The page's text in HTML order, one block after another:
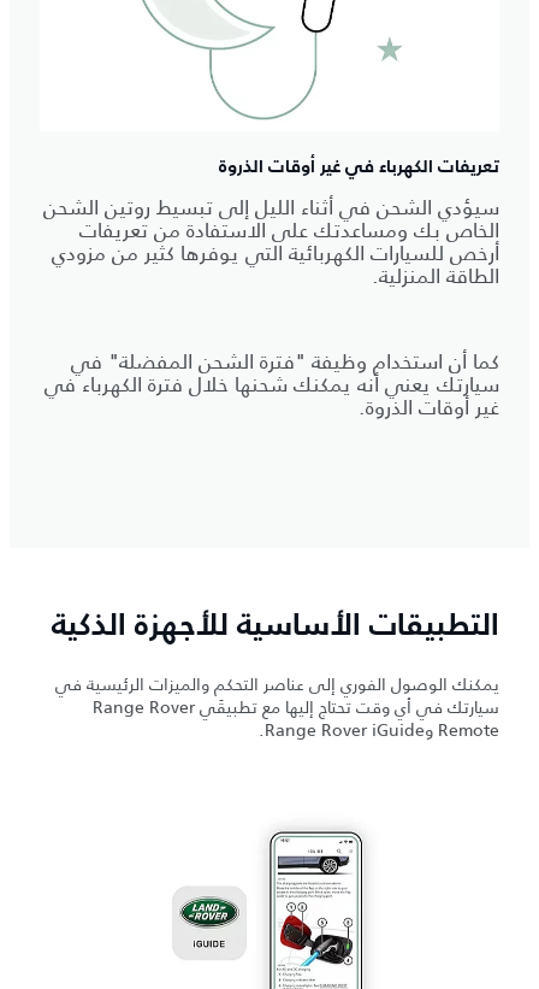
تعريفات الكهرباء في غير أوقات الذروة
سيؤدي الشحن في أثناء الليل إلى تبسيط روتين الشحن
الخاص بك ومساعدتك على الاستفادة من تعريفات
أرخص للسيارات الكهربائية التي يوفرها كثير من مزودي
الطاقة المنزلية.
كما أن استخدام وظيفة "فترة الشحن المفضلة" في
سيارتك يعني أنه يمكنك شحنها خلال فترة الكهرباء في
غير أوقات الذروة.
التطبيقات الأساسية للأجهزة الذكية
يمكنك الوصول الفوري إلى عناصر التحكم والميزات الرئيسية في
سيارتك في أي وقت تحتاج إليها مع تطبيقَي Range Rover
Remote وRange Rover iGuide.